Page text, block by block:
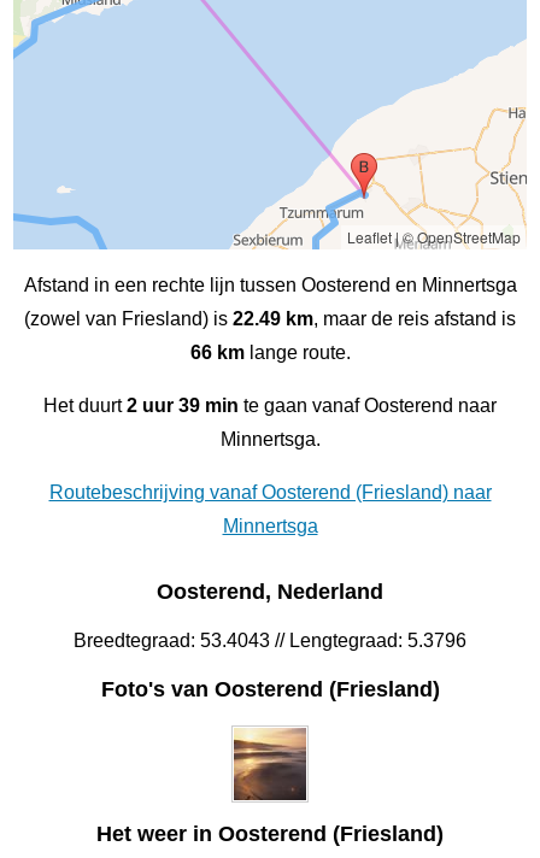
Leaflet|© OpenStreetMap
Afstand in een rechte lijn tussen Oosterend en Minnertsga
(zowel van Friesland) is 22.49 km, maar de reis afstand is
66 kmlange route.
Het duurt2 uur 39 min te gaan vanaf Oosterend naar
Minnertsga.
Routebeschrijving vanaf Oosterend (Friesland) naar
Minnertsga
Oosterend, Nederland
Breedtegraad: 53.4043 // Lengtegraad: 5.3796
Foto's van Oosterend (Friesland)
Het weer in Oosterend (Friesland)